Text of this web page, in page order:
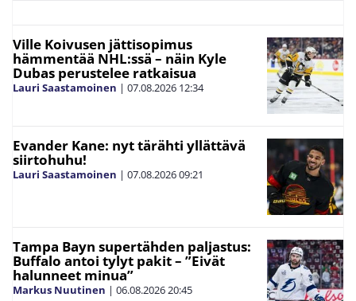
Ville Koivusen jättisopimus
hämmentää NHL:ssä – näin Kyle
Dubas perustelee ratkaisua
Lauri Saastamoinen | 07.08.2026 12:34
Evander Kane: nyt tärähti yllättävä
siirtohuhu!
Lauri Saastamoinen | 07.08.202609:21
Tampa Bayn supertähden paljastus:
Buffalo antoi tylyt pakit – ”Eivät
halunneet minua”
Markus Nuutinen | 06.08.202620:45